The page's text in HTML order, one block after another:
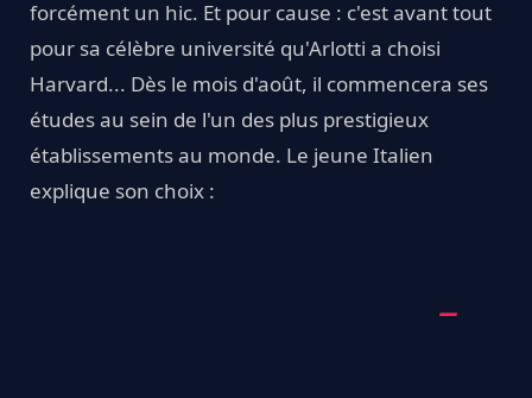
forcément un hic. Et pour cause : c'est avant tout
pour sa célèbre université qu'Arlotti a choisi
Harvard... Dès le mois d'août, il commencera ses
études au sein de l'un des plus prestigieux
établissements au monde. Le jeune Italien
explique son choix :